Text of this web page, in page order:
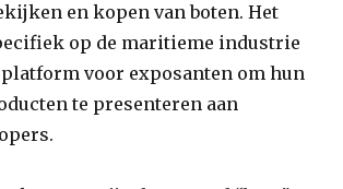
en kopen van boten. Het
op de maritieme industrie
platform voor exposanten om hun
te presenteren aan